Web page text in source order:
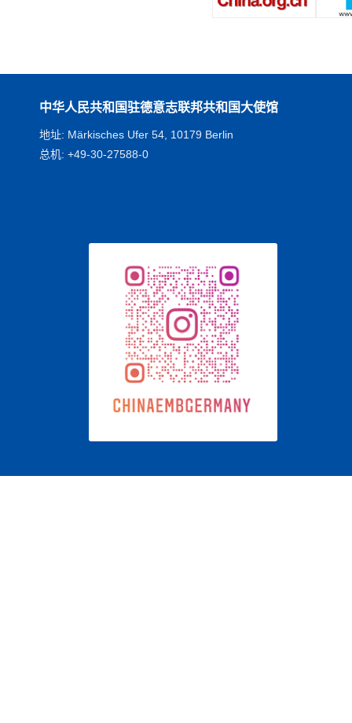
中华人民共和国驻德意志联邦共和国大使馆
地址: Märkisches Ufer 54, 10179 Berlin
总机: +49-30-27588-0